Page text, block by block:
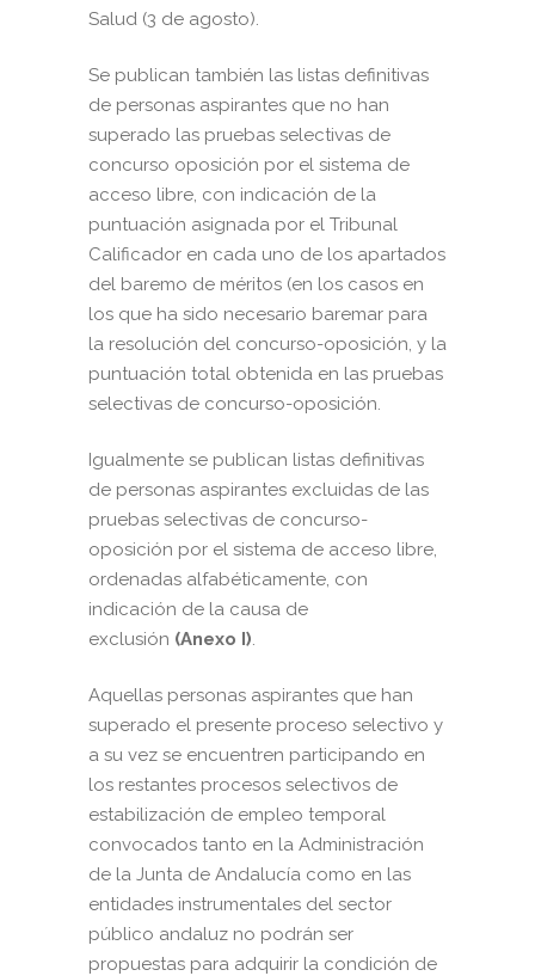
Salud (3 de agosto).
Se publican también las listas definitivas
de personas aspirantes que no han
superado las pruebas selectivas de
concurso oposición por el sistema de
acceso libre, con indicación de la
puntuación asignada por el Tribunal
Calificador en cada uno de los apartados
del baremo de méritos (en los casos en
los que ha sido necesario baremar para
la resolución del concurso-oposición, y la
puntuación total obtenida en las pruebas
selectivas de concurso-oposición.
Igualmente se publican listas definitivas
de personas aspirantes excluidas de las
pruebas selectivas de concurso-
oposición por el sistema de acceso libre,
ordenadas alfabéticamente, con
indicación de la causa de
exclusión (Anexo I).
Aquellas personas aspirantes que han
superado el presente proceso selectivo y
a su vez se encuentren participando en
los restantes procesos selectivos de
estabilización de empleo temporal
convocados tanto en la Administración
de la Junta de Andalucía como en las
entidades instrumentales del sector
público andaluz no podrán ser
propuestas para adquirir la condición de